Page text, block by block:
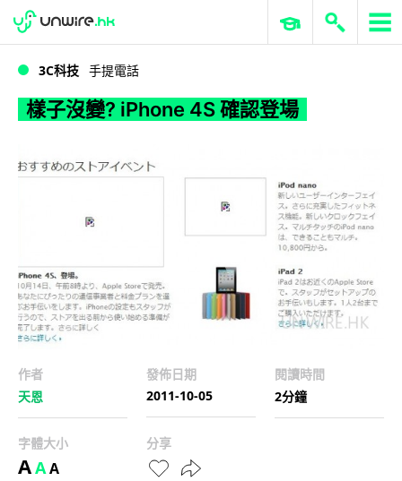
樣子沒變? iPhone 4S 確認登場
WWDC 2026 ERP 與商業 AI
3C科技 手提電話
樣子沒變? iPhone 4S 確認登場
作者
天恩
發佈日期
2011-10-05
閱讀時間
2分鐘
字體大小
AAA
分享